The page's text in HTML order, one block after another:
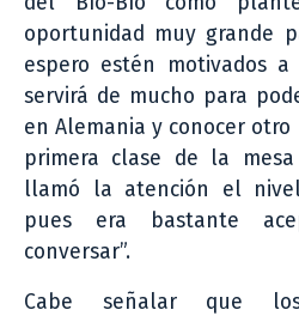
oportunidad muy grande
espero estén motivados
servirá de mucho para
en Alemania y conocer
primera clase de la
llamó la atención el
pues era bastante
conversar”.
Cabe señalar que